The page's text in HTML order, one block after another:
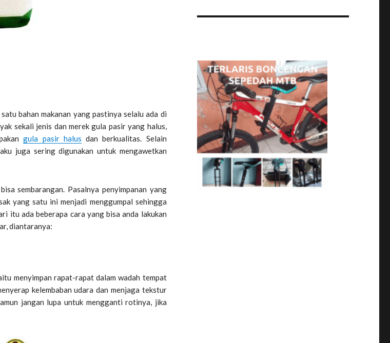
bahan makanan yang pastinya selalu ada di
sekali jenis dan merek gula pasir yang halus,
gula pasir halus dan berkualitas. Selain
juga sering digunakan untuk mengawetkan
sembarangan. Pasalnya penyimpanan yang
yang satu ini menjadi menggumpal sehingga
itu ada beberapa cara yang bisa anda lakukan
diantaranya:
menyimpan rapat-rapat dalam wadah tempat
kelembaban udara dan menjaga tekstur
jangan lupa untuk mengganti rotinya, jika